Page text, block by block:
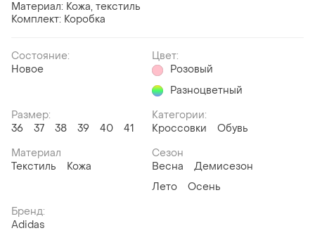
Материал: Кожа, текстиль
Комплект: Коробка
Состояние:
Новое
Цвет:
Розовый
Разноцветный
Размер:
36
37 38 39 40 41
Категории:
Кроссовки
Обувь
Материал
Текстиль
Кожа
Сезон
Весна
Демисезон
Лето
Осень
Бренд:
Adidas